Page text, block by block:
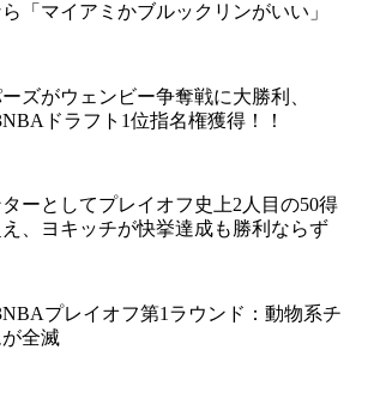
「マイアミかブルックリンがいい」
ズがウェンビー争奪戦に大勝利、
ドラフト1位指名権獲得！！
ーとしてプレイオフ史上2人目の50得
え、ヨキッチが快挙達成も勝利ならず
プレイオフ第1ラウンド：動物系チ
全滅